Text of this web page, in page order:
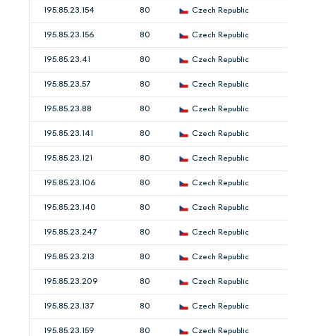
195.85.23.154 80 Czech Republic
195.85.23.156 80 Czech Republic
195.85.23.41 80 Czech Republic
195.85.23.57 80 Czech Republic
195.85.23.88 80 Czech Republic
195.85.23.141 80 Czech Republic
195.85.23.121 80 Czech Republic
195.85.23.106 80 Czech Republic
195.85.23.140 80 Czech Republic
195.85.23.247 80 Czech Republic
195.85.23.213 80 Czech Republic
195.85.23.209 80 Czech Republic
195.85.23.137 80 Czech Republic
195.85.23.159 80 Czech Republic